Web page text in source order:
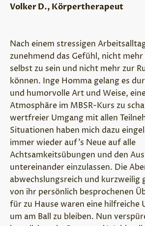
Volker D., Körpertherapeut
Nach einem stressigen
zunehmend das Gefühl, nicht
selbst zu sein und nicht mehr zur
können. Inge Homma gelang es
und humorvolle Art und Weise,
Atmosphäre im MBSR-Kurs zu
wertfreier Umgang mit allen
Situationen haben mich dazu
immer wieder auf’s Neue auf alle
Achtsamkeitsübungen und den
untereinander einzulassen. Die
abwechslungsreich und kurzweilig
von ihr persönlich besprochenen
für zu Hause waren eine hilfreiche
um am Ball zu bleiben. Nun